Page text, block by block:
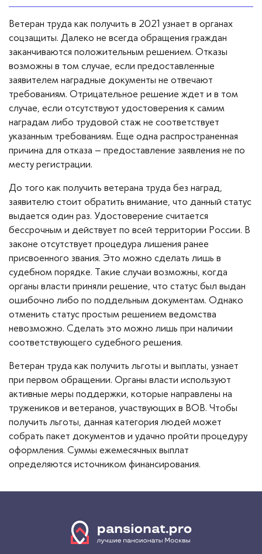
Ветеран труда как получить в 2021 узнает в органах
соцзащиты. Далеко не всегда обращения граждан
заканчиваются положительным решением. Отказы
возможны в том случае, если предоставленные
заявителем наградные документы не отвечают
требованиям. Отрицательное решение ждет и в том
случае, если отсутствуют удостоверения к самим
наградам либо трудовой стаж не соответствует
указанным требованиям. Еще одна распространенная
причина для отказа – предоставление заявления не по
месту регистрации.
До того как получить ветерана труда без наград,
заявителю стоит обратить внимание, что данный статус
выдается один раз. Удостоверение считается
бессрочным и действует по всей территории России. В
законе отсутствует процедура лишения ранее
присвоенного звания. Это можно сделать лишь в
судебном порядке. Такие случаи возможны, когда
органы власти приняли решение, что статус был выдан
ошибочно либо по поддельным документам. Однако
отменить статус простым решением ведомства
невозможно. Сделать это можно лишь при наличии
соответствующего судебного решения.
Ветеран труда как получить льготы и выплаты, узнает
при первом обращении. Органы власти используют
активные меры поддержки, которые направлены на
тружеников и ветеранов, участвующих в ВОВ. Чтобы
получить льготы, данная категория людей может
собрать пакет документов и удачно пройти процедуру
оформления. Суммы ежемесячных выплат
определяются источником финансирования.